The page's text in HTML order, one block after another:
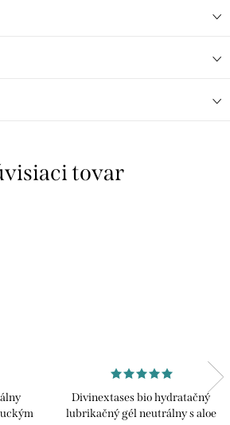
tovar
Divinextases bio hydratačný
lubrikačný gél neutrálny s aloe